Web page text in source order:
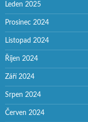
Leden 2025
Prosinec 2024
Listopad 2024
Říjen 2024
Září 2024
Srpen 2024
Červen 2024